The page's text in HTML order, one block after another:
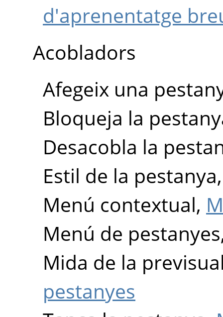
d'aprenentatge
Acobladors
Afegeix una
Bloqueja la
Desacobla la
Estil de la
Menú contextual,
Menú de
Mida de la
pestanyes